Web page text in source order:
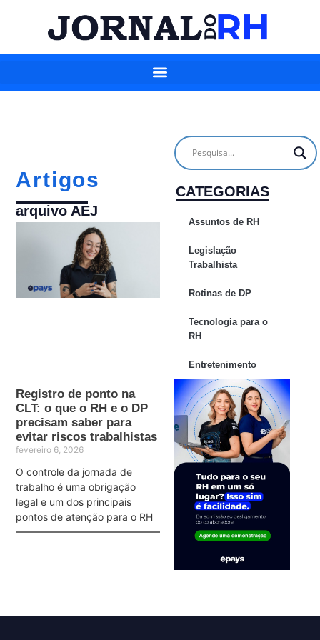
Artigos
arquivo AEJ
Registro de ponto na
CLT: o que o RH e o DP
precisam saber para
evitar riscos trabalhistas
fevereiro 6, 2026
O controle da jornada de
trabalho é uma obrigação
legal e um dos principais
pontos de atenção para o RH
CATEGORIAS
Assuntos de RH
Legislação
Trabalhista
Rotinas de DP
Tecnologia para o
RH
Entretenimento